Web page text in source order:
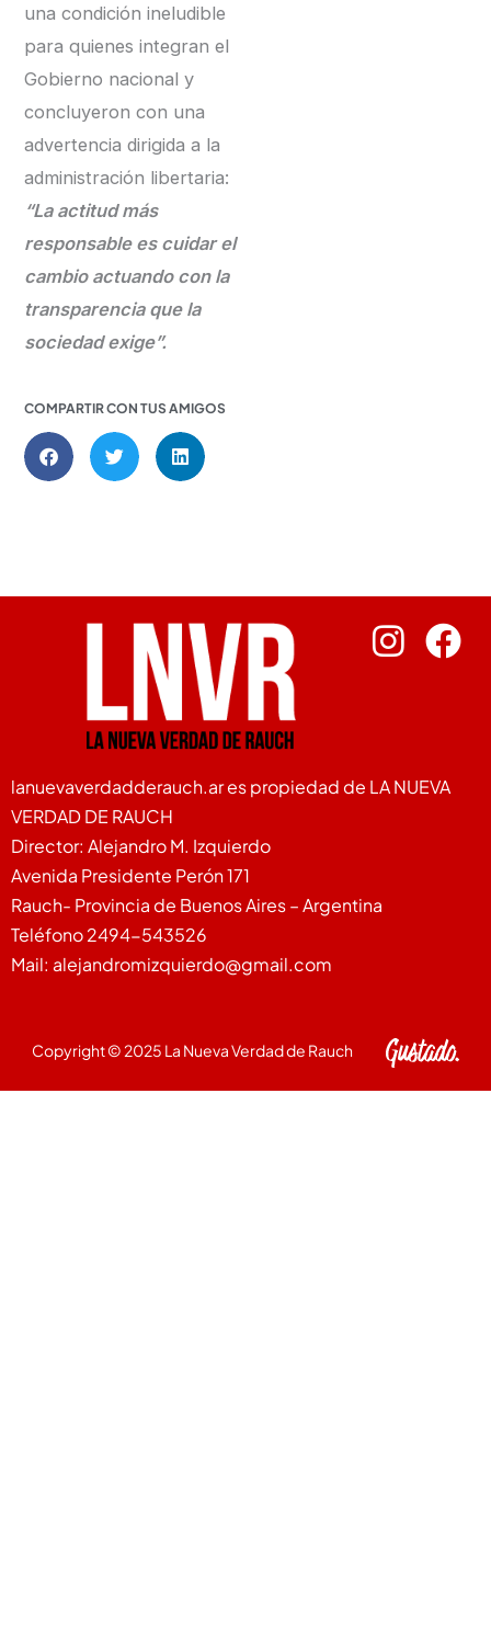
una condición ineludible
para quienes integran el
Gobierno nacional y
concluyeron con una
advertencia dirigida a la
administración libertaria:
“La actitud más
responsable es cuidar el
cambio actuando con la
transparencia que la
sociedad exige”.
COMPARTIR CON TUS AMIGOS
lanuevaverdadderauch.ar es propiedad de LA NUEVA
VERDAD DE RAUCH
Director: Alejandro M. Izquierdo
Avenida Presidente Perón 171
Rauch- Provincia de Buenos Aires – Argentina
Teléfono 2494-543526
Mail: alejandromizquierdo@gmail.com
Copyright © 2025 La Nueva Verdad de Rauch